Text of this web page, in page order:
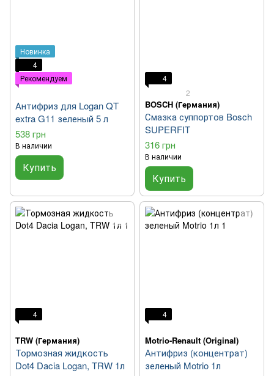
Новинка
4
Рекомендуем
Антифриз для Logan QT
extra G11 зеленый 5 л
538 грн
В наличии
Купить
4
2
BOSCH (Германия)
Смазка суппортов Bosch
SUPERFIT
316 грн
В наличии
Купить
4
TRW (Германия)
Тормозная жидкость
Dot4 Dacia Logan, TRW 1л
4
Motrio-Renault (Original)
Антифриз (концентрат)
зеленый Motrio 1л